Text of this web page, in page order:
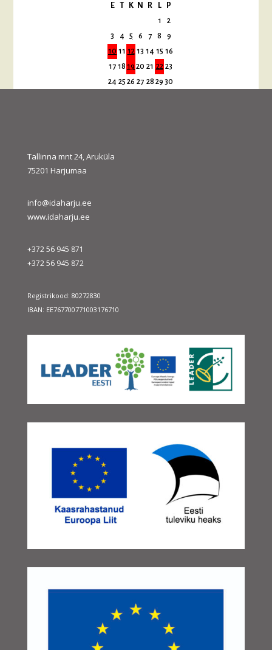
E
T K N R L
P
1
2
3
4 5 6 7 8
9
10 11 12 13 14 15 16
17 18 19 20 21 22 23
24 25 26 27 28 29 30
Tallinna mnt 24, Aruküla
75201 Harjumaa
info@idaharju.ee
www.idaharju.ee
+372 56 945 871
+372 56 945 872
Registrikood: 80272830
IBAN: EE767700771003176710